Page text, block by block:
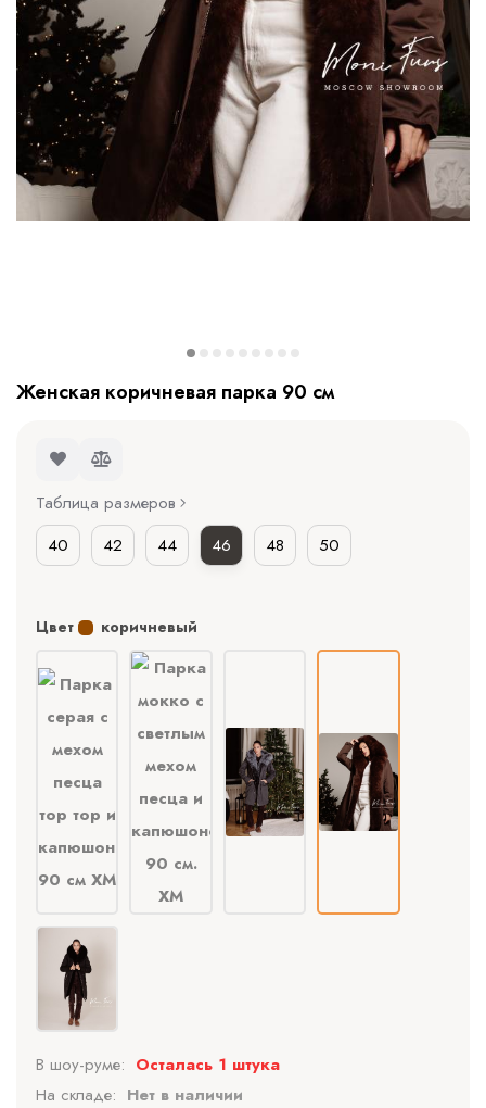
Женская коричневая парка 90 см
Таблица размеров
40
42 44 46 48 50
Цвет коричневый
В шоу-руме: Осталась 1 штука
На складе: Нет в наличии